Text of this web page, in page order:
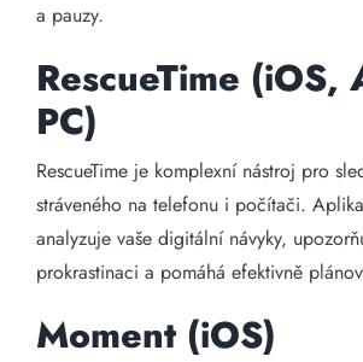
a pauzy.
RescueTime
PC)
RescueTime je komplexní nástroj pro
stráveného na telefonu i počítači.
analyzuje vaše digitální návyky,
prokrastinaci a pomáhá efektivně
Moment (iOS)